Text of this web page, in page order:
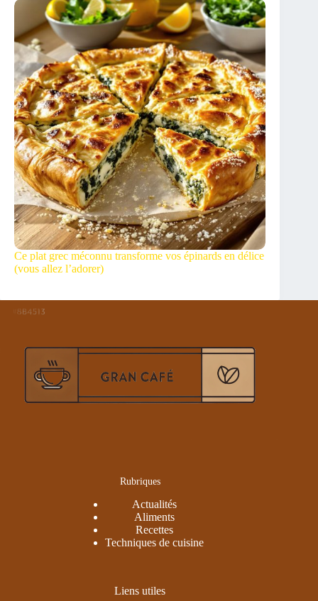
Ce plat grec méconnu transforme vos épinards en délice
(vous allez l’adorer)
Rubriques
Actualités
Aliments
Recettes
Techniques de cuisine
Liens utiles